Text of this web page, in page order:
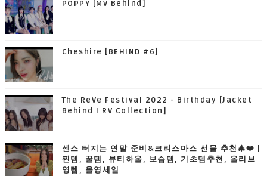
POPPY [MV Behind]
Cheshire [BEHIND #6]
The ReVe Festival 2022 - Birthday [Jacket
Behind I RV Collection]
센스 터지는 연말 준비&크리스마스 선물 추천🎄❤️ |
찐템, 꿀템, 뷰티하울, 보습템, 기초템추천, 올리브
영템, 올영세일